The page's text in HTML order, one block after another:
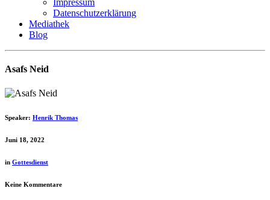
Impressum
Datenschutzerklärung
Mediathek
Blog
Asafs Neid
Speaker: Henrik Thomas
Juni 18, 2022
in Gottesdienst
Keine Kommentare